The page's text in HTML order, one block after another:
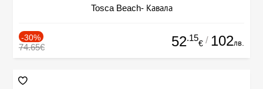
Tosca Beach- Кавала
-30%
74.65€ 52.15
€ / 102лв.